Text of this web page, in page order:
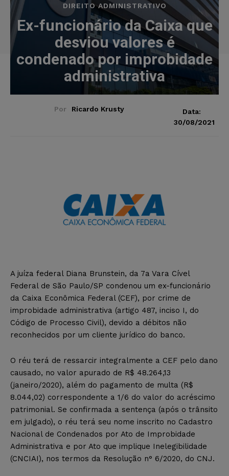
DIREITO ADMINISTRATIVO
Ex-funcionário da Caixa que
desviou valores é
condenado por improbidade
administrativa
Por Ricardo Krusty
Data:
30/08/2021
A juíza federal Diana Brunstein, da 7a Vara Cível
Federal de São Paulo/SP condenou um ex-funcionário
da Caixa Econômica Federal (CEF), por crime de
improbidade administrativa (artigo 487, inciso I, do
Código de Processo Civil), devido a débitos não
reconhecidos por um cliente jurídico do banco.
O réu terá de ressarcir integralmente a CEF pelo dano
causado, no valor apurado de R$ 48.264,13
(janeiro/2020), além do pagamento de multa (R$
8.044,02) correspondente a 1/6 do valor do acréscimo
patrimonial. Se confirmada a sentença (após o trânsito
em julgado), o réu terá seu nome inscrito no Cadastro
Nacional de Condenados por Ato de Improbidade
Administrativa e por Ato que implique Inelegibilidade
(CNCIAI), nos termos da Resolução n° 6/2020, do CNJ.